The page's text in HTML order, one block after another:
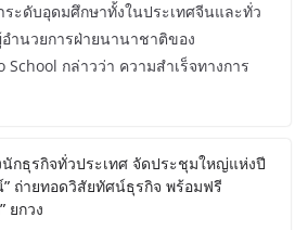
ะดับอุดมศึกษาทั้งในประเทศจีนและทั่ว
ำนวยการฝ่ายนานาชาติของ
School กล่าวว่า ความสำเร็จทางการ
กธุรกิจทั่วประเทศ จัดประชุมใหญ่แห่งปี
ถ่ายทอดวิสัยทัศน์ธุรกิจ พร้อมฟรี
ยกวง